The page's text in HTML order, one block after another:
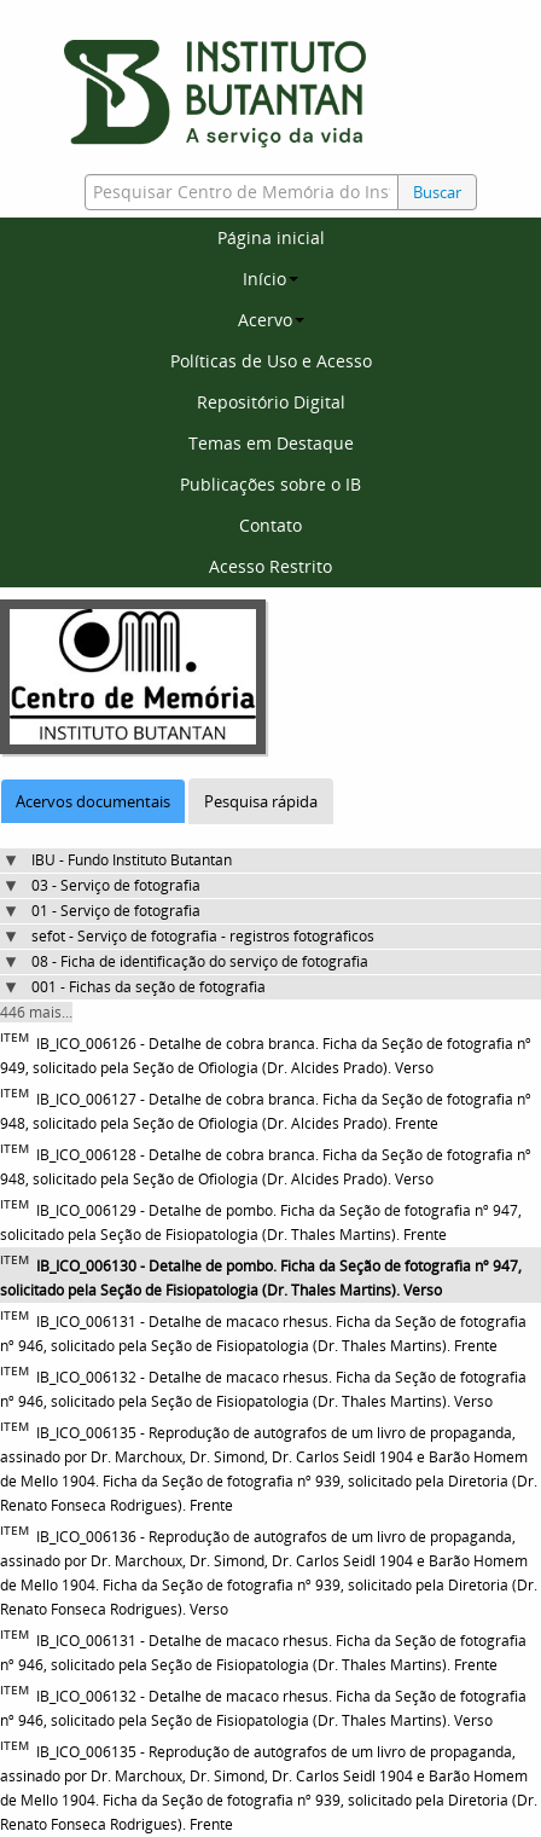
Buscar
Página inicial
Início
Acervo
Políticas de Uso e Acesso
Repositório Digital
Temas em Destaque
Publicações sobre o IB
Contato
Acesso Restrito
Acervos documentais Pesquisa rápida
IBU - Fundo Instituto Butantan
03 - Serviço de fotografia
01 - Serviço de fotografia
sefot - Serviço de fotografia - registros fotográficos
08 - Ficha de identificação do serviço de fotografia
001 - Fichas da seção de fotografia
446 mais...
ITEM IB_ICO_006126 - Detalhe de cobra branca. Ficha da Seção de fotografia nº
949, solicitado pela Seção de Ofiologia (Dr. Alcides Prado). Verso
ITEM IB_ICO_006127 - Detalhe de cobra branca. Ficha da Seção de fotografia nº
948, solicitado pela Seção de Ofiologia (Dr. Alcides Prado). Frente
ITEM IB_ICO_006128 - Detalhe de cobra branca. Ficha da Seção de fotografia nº
948, solicitado pela Seção de Ofiologia (Dr. Alcides Prado). Verso
ITEM IB_ICO_006129 - Detalhe de pombo. Ficha da Seção de fotografia nº 947,
solicitado pela Seção de Fisiopatologia (Dr. Thales Martins). Frente
ITEM IB_ICO_006130 - Detalhe de pombo. Ficha da Seção de fotografia nº 947,
solicitado pela Seção de Fisiopatologia (Dr. Thales Martins). Verso
ITEM IB_ICO_006131 - Detalhe de macaco rhesus. Ficha da Seção de fotografia
nº 946, solicitado pela Seção de Fisiopatologia (Dr. Thales Martins). Frente
ITEM IB_ICO_006132 - Detalhe de macaco rhesus. Ficha da Seção de fotografia
nº 946, solicitado pela Seção de Fisiopatologia (Dr. Thales Martins). Verso
ITEM IB_ICO_006135 - Reprodução de autógrafos de um livro de propaganda,
assinado por Dr. Marchoux, Dr. Simond, Dr. Carlos Seidl 1904 e Barão Homem
de Mello 1904. Ficha da Seção de fotografia nº 939, solicitado pela Diretoria (Dr.
Renato Fonseca Rodrigues). Frente
ITEM IB_ICO_006136 - Reprodução de autógrafos de um livro de propaganda,
assinado por Dr. Marchoux, Dr. Simond, Dr. Carlos Seidl 1904 e Barão Homem
de Mello 1904. Ficha da Seção de fotografia nº 939, solicitado pela Diretoria (Dr.
Renato Fonseca Rodrigues). Verso
ITEM IB_ICO_006131 - Detalhe de macaco rhesus. Ficha da Seção de fotografia
nº 946, solicitado pela Seção de Fisiopatologia (Dr. Thales Martins). Frente
ITEM IB_ICO_006132 - Detalhe de macaco rhesus. Ficha da Seção de fotografia
nº 946, solicitado pela Seção de Fisiopatologia (Dr. Thales Martins). Verso
ITEM IB_ICO_006135 - Reprodução de autógrafos de um livro de propaganda,
assinado por Dr. Marchoux, Dr. Simond, Dr. Carlos Seidl 1904 e Barão Homem
de Mello 1904. Ficha da Seção de fotografia nº 939, solicitado pela Diretoria (Dr.
Renato Fonseca Rodrigues). Frente